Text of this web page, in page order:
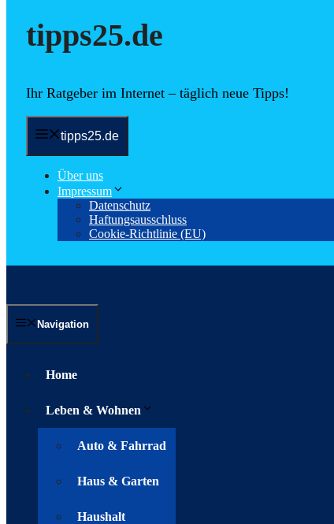
tipps25.de
Ihr Ratgeber im Internet – täglich neue Tipps!
tipps25.de
Über uns
Impressum
Datenschutz
Haftungsausschluss
Cookie-Richtlinie (EU)
Navigation
Home
Leben & Wohnen
Auto & Fahrrad
Haus & Garten
Haushalt